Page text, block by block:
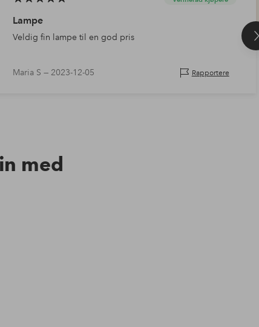
Lampe
Veldig fin lampe til en god pris
Maria S — 2023-12-05 Rapportere
med